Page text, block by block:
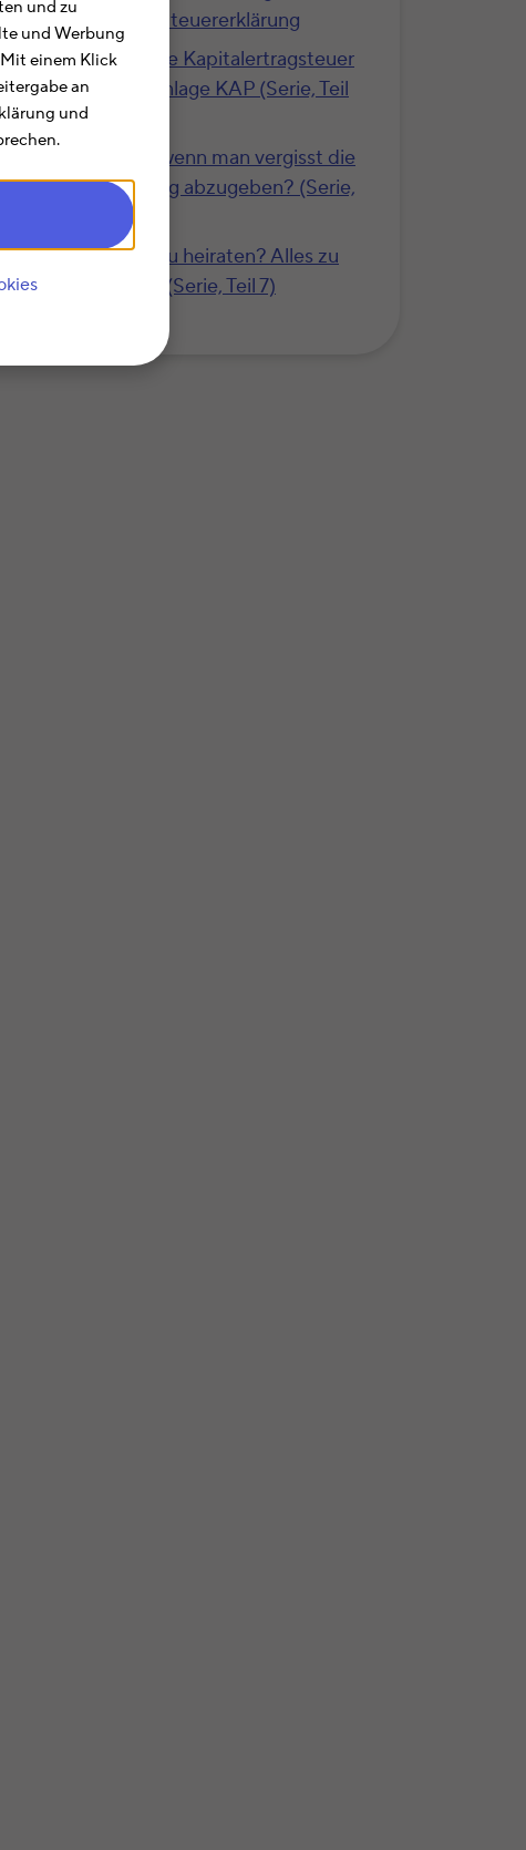
und zu
und Werbung
einem Klick
an
und
Belege in der Steuererklärung
So holen Sie die Kapitalertragsteuer
zurück – mit Anlage KAP (Serie, Teil
18)
Was passiert, wenn man vergisst die
Steuererklärung abzugeben? (Serie,
Lohnt es sich zu heiraten? Alles zu
Steuerklassen (Serie, Teil 7)